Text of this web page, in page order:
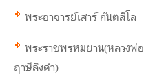
พระอาจารย์เสาร์ กันตสีโล
พระราชพรหมยาน(หลวงพ่อ
ฤาษีลิงดำ)